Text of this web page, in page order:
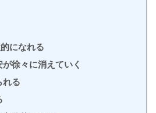
になれる
徐々に消えていく
れる